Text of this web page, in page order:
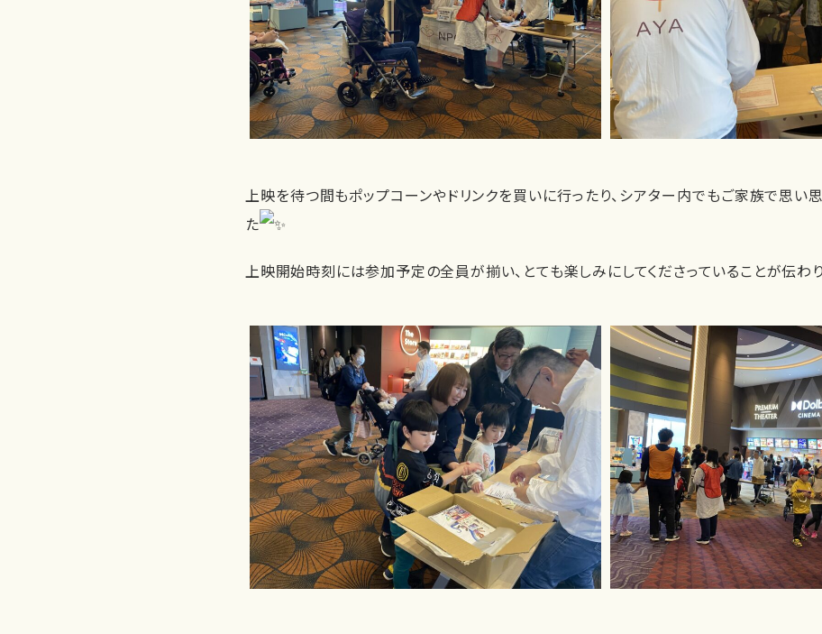
上映を待つ間もポップコーンやドリンクを買いに行ったり、シアター内でもご家族で思い
た
上映開始時刻には参加予定の全員が揃い、とても楽しみにしてくださっていることが伝わ